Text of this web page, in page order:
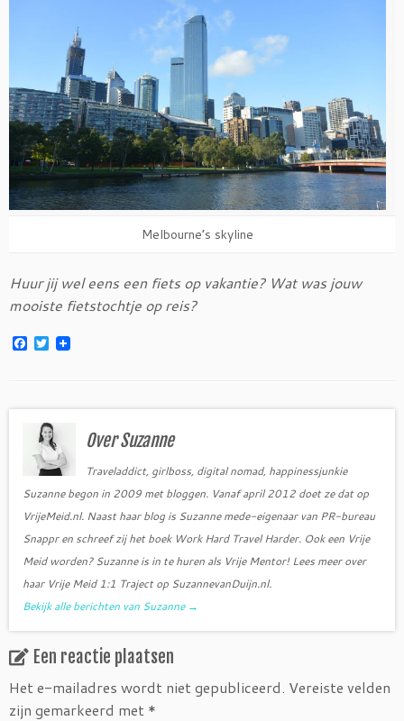
Melbourne’s skyline
Huur jij wel eens een fiets op vakantie? Wat was jouw
mooiste fietstochtje op reis?
F
o
T
w
e
r
Over Suzanne
Traveladdict, girlboss, digital nomad, happinessjunkie
Suzanne begon in 2009 met bloggen. Vanaf april 2012 doet ze dat op
VrijeMeid.nl. Naast haar blog is Suzanne mede-eigenaar van PR-bureau
Snappr en schreef zij het boek Work Hard Travel Harder. Ook een Vrije
Meid worden? Suzanne is in te huren als Vrije Mentor! Lees meer over
haar Vrije Meid 1:1 Traject op SuzannevanDuijn.nl.
Bekijk alle berichten van Suzanne →
Een reactie plaatsen
Het e-mailadres wordt niet gepubliceerd. Vereiste velden
zijn gemarkeerd met *